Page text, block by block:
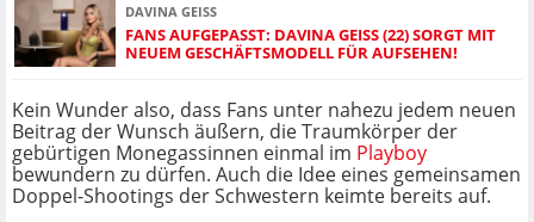
DAVINA GEISS
FANS AUFGEPASST: DAVINA GEISS (22) SORGT MIT
NEUEM GESCHÄFTSMODELL FÜR AUFSEHEN!
Kein Wunder also, dass Fans unter nahezu jedem neuen
Beitrag der Wunsch äußern, die Traumkörper der
gebürtigen Monegassinnen einmal im Playboy
bewundern zu dürfen. Auch die Idee eines gemeinsamen
Doppel-Shootings der Schwestern keimte bereits auf.